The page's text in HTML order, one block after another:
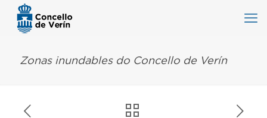
Zonas inundables do Concello de Verín